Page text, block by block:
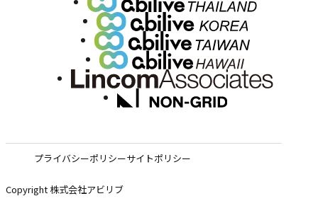
プライバシーポリシーサイトポリシー
Copyright 株式会社アビリブ